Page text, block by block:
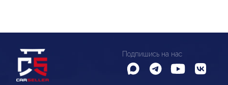
Подпишись на нас